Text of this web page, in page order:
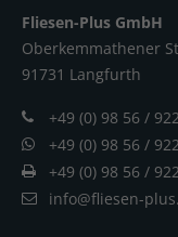
Fliesen-Plus GmbH
Oberkemmathener
91731 Langfurth
+49 (0) 98 56 /
+49 (0) 98 56 /
+49 (0) 98 56 /
info@fliesen-